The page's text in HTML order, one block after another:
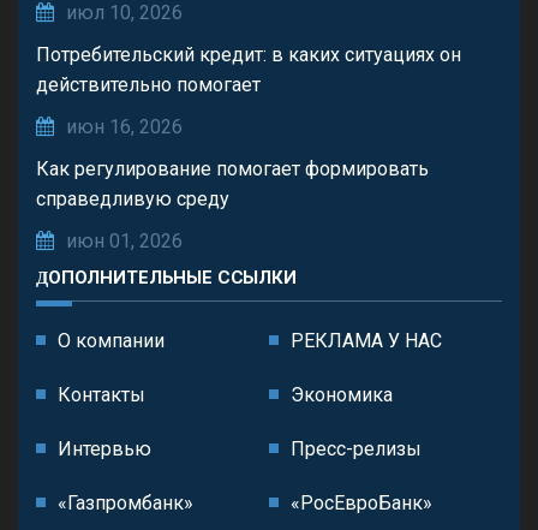
июл 10, 2026
Потребительский кредит: в каких ситуациях он
действительно помогает
июн 16, 2026
Как регулирование помогает формировать
справедливую среду
июн 01, 2026
ДОПОЛНИТЕЛЬНЫЕ ССЫЛКИ
О компании РЕКЛАМА У НАС
Контакты Экономика
Интервью Пресс-релизы
«Газпромбанк» «РосЕвроБанк»